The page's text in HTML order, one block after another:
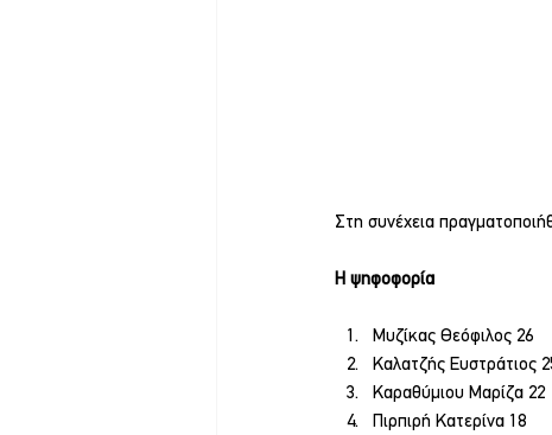
Στη συνέχεια
Η ψηφοφορία
Μυζίκας Θεόφιλος 26
Καλατζής Ευστράτιος
Καραθύμιου Μαρίζα 22
Πιρπιρή Κατερίνα 18